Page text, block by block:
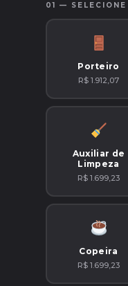
01 —
Porteiro
R$ 1.912,07
Auxiliar de
Limpeza
R$ 1.699,23
Copeira
R$ 1.699,23